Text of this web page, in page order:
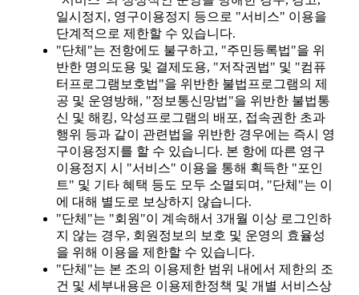
일시정지, 영구이용정지 등으로 "서비스" 이용을
단계적으로 제한할 수 있습니다.
"단체"는 전항에도 불구하고, "주민등록법"을 위
반한 명의도용 및 결제도용, "저작권법" 및 "컴퓨
터프로그램보호법"을 위반한 불법프로그램의 제
공 및 운영방해, "정보통신망법"을 위반한 불법통
신 및 해킹, 악성프로그램의 배포, 접속권한 초과
행위 등과 같이 관련법을 위반한 경우에는 즉시 영
구이용정지를 할 수 있습니다. 본 항에 따른 영구
이용정지 시 "서비스" 이용을 통해 획득한 "포인
트" 및 기타 혜택 등도 모두 소멸되며, "단체"는 이
에 대해 별도로 보상하지 않습니다.
"단체"는 "회원"이 계속해서 3개월 이상 로그인하
지 않는 경우, 회원정보의 보호 및 운영의 효율성
을 위해 이용을 제한할 수 있습니다.
"단체"는 본 조의 이용제한 범위 내에서 제한의 조
건 및 세부내용은 이용제한정책 및 개별 서비스상